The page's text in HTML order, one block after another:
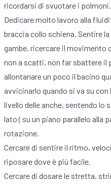
ricordarsi di svuotare i polmoni.
Dedicare molto lavoro alla
braccia collo schiena. Sentire
gambe, ricercare il
non a scatti, non far sbattere il
allontanare un poco il bacino
avvicinarlo quando si va su con
livello delle anche, sentendo lo
lato ( su un piano parallelo alla
rotazione.
Cercare di sentire il ritmo,
riposare dove è più facile.
Cercare di dosare le stretta,